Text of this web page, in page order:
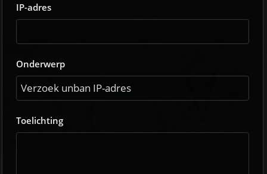
IP-adres
Onderwerp
Toelichting